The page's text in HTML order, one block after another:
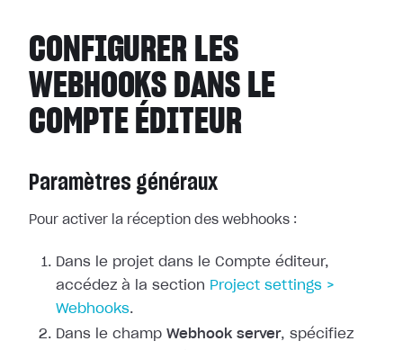
CONFIGURER LES
WEBHOOKS DANS LE
COMPTE ÉDITEUR
Paramètres généraux
Pour activer la réception des webhooks :
Dans le projet dans le Compte éditeur,
accédez à la section Project settings >
Webhooks.
Dans le champ Webhook server, spécifiez